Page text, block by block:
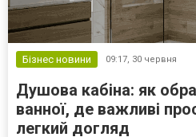
Бізнес новини 09:17, 30 червня
Душова кабіна: як
ванної, де важливі
легкий догляд